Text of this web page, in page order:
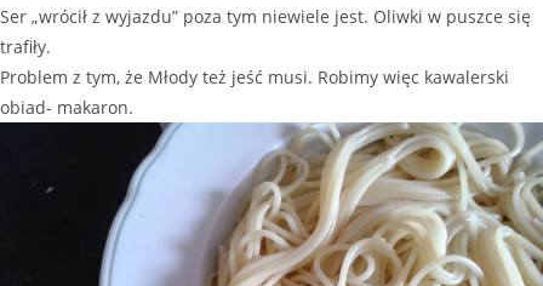
Ser „wrócił z wyjazdu” poza tym niewiele jest. Oliwki w puszce się
trafiły.
Problem z tym, że Młody też jeść musi. Robimy więc kawalerski
obiad- makaron.